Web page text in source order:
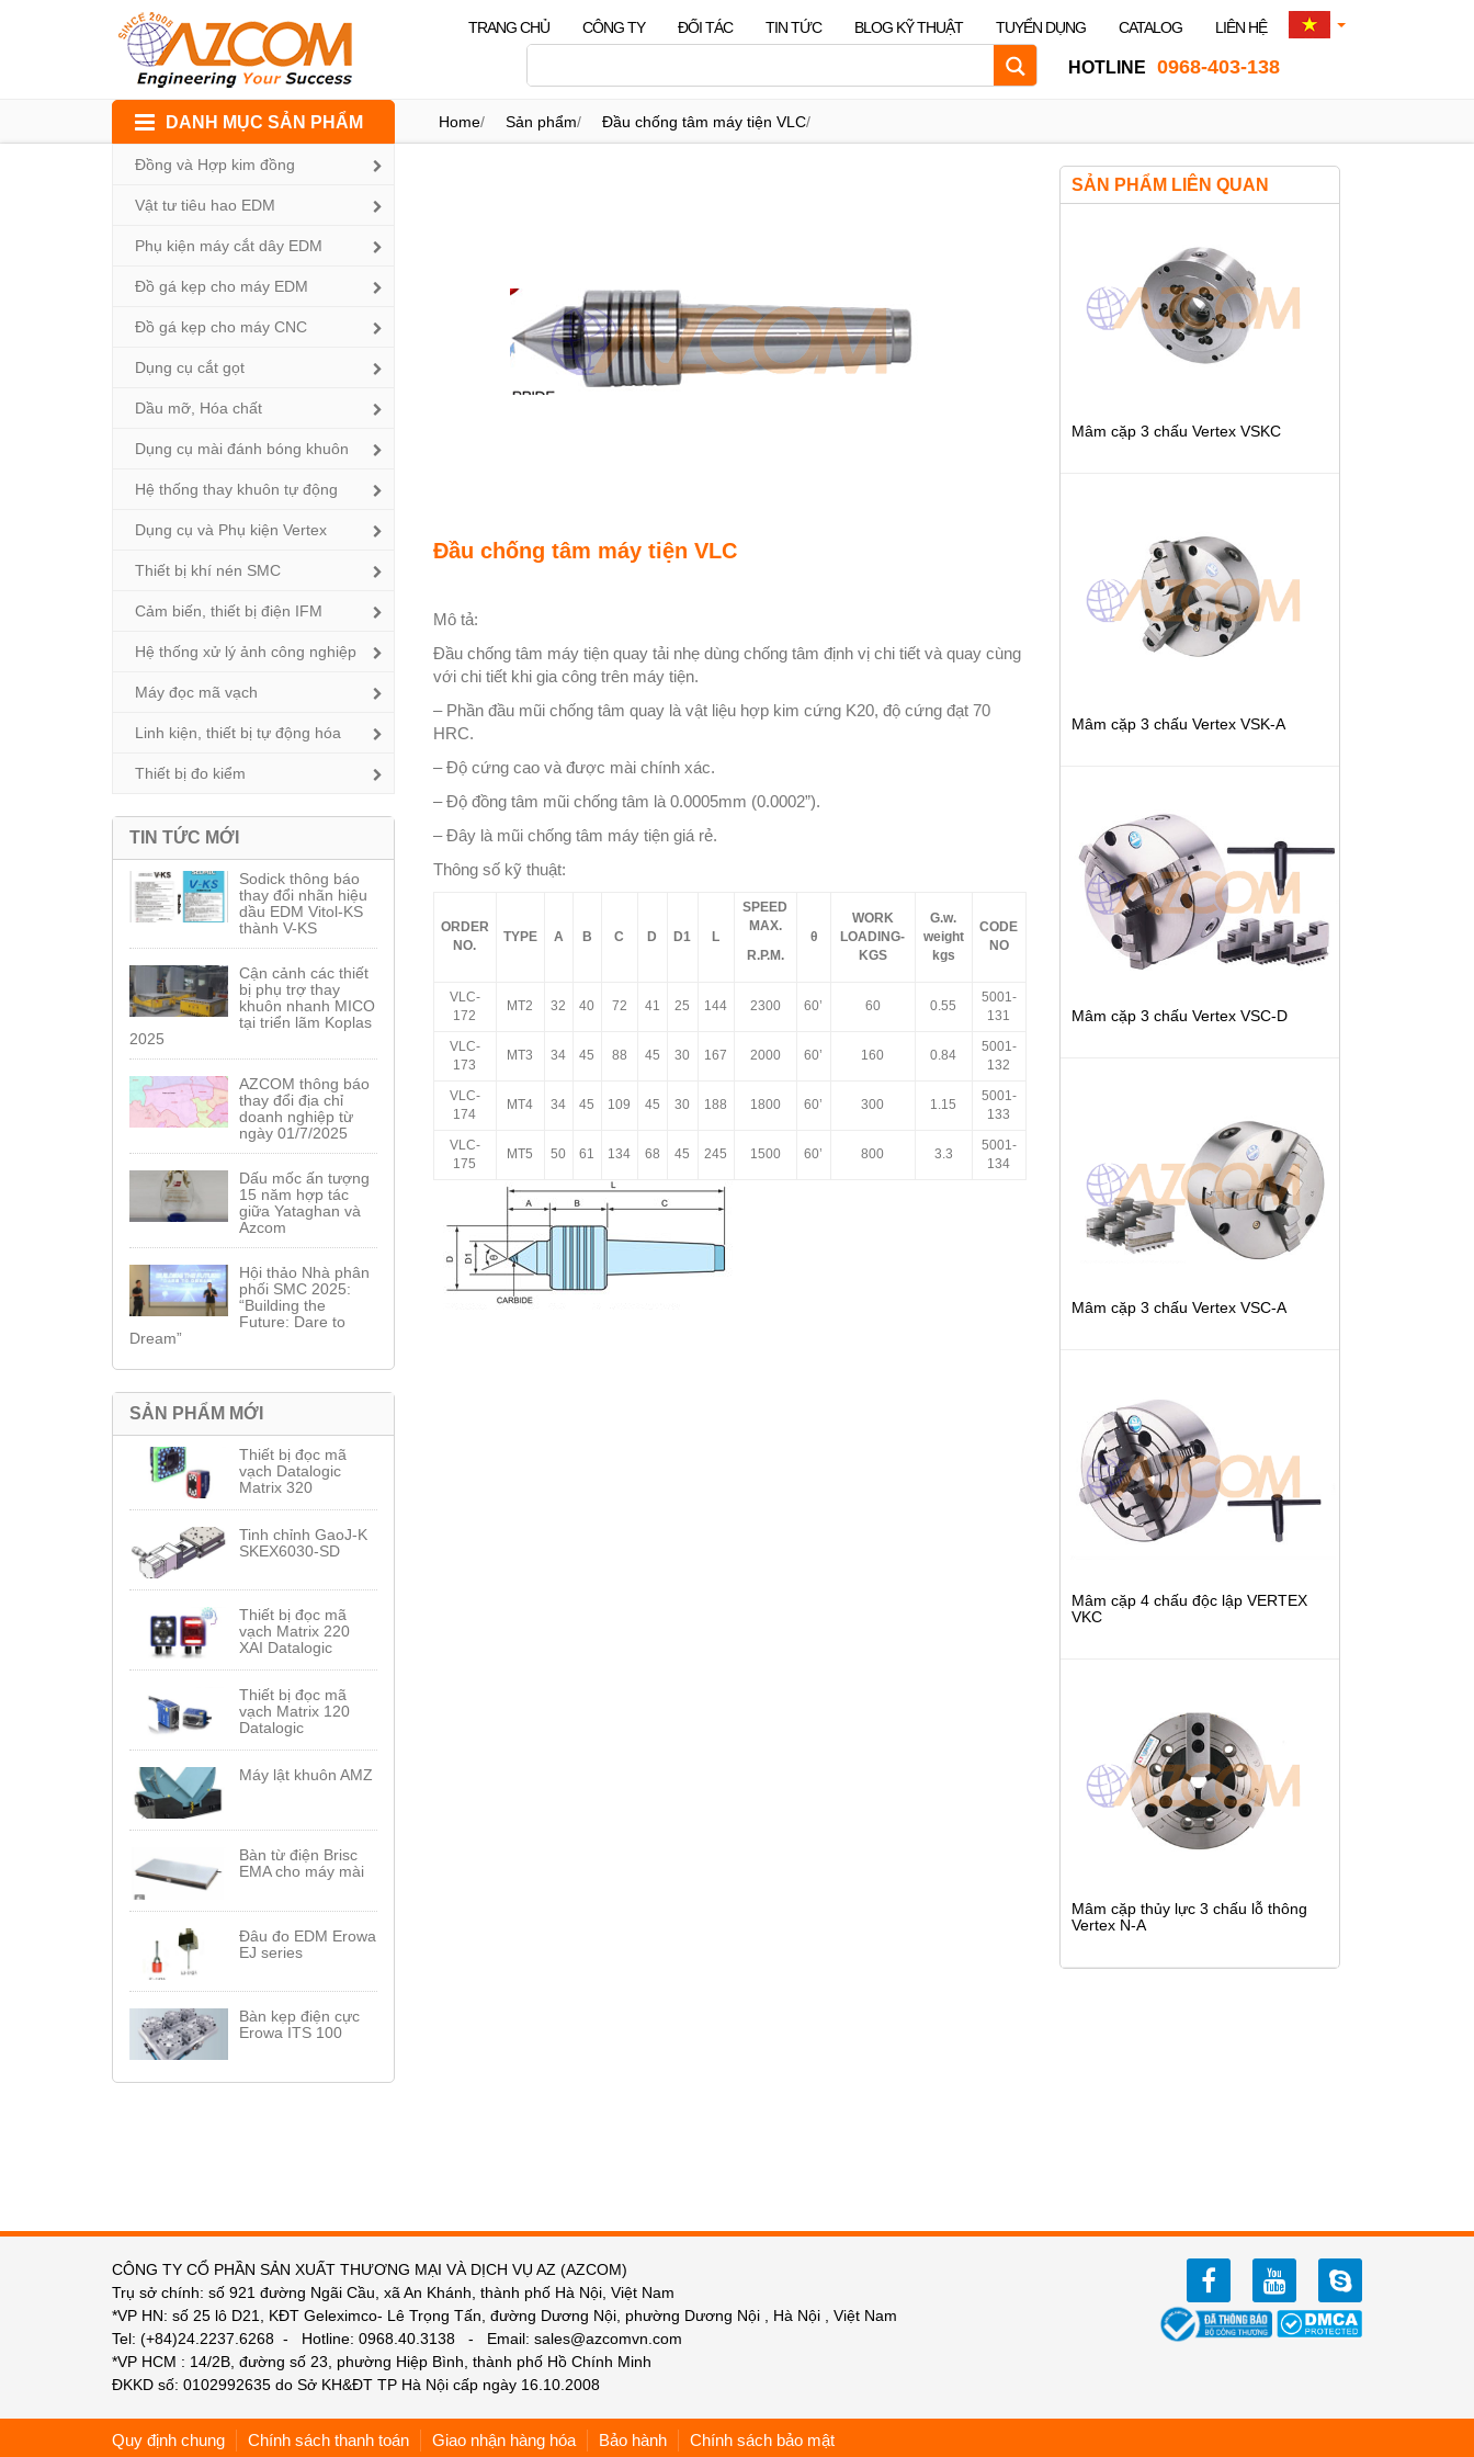
content
TRANG CHỦ CÔNG TY ĐỐI TÁC TIN TỨC BLOG KỸ THUẬT TUYỂN DỤNG CATALOG LIÊN HỆ
HOTLINE 0968-403-138
Home/ Sản phẩm/ Đầu chống tâm máy tiện VLC/
DANH MỤC SẢN PHẨM
Đồng và Hợp kim đồng
Vật tư tiêu hao EDM
Phụ kiện máy cắt dây EDM
Đồ gá kẹp cho máy EDM
Đồ gá kẹp cho máy CNC
Dụng cụ cắt gọt
Dầu mỡ, Hóa chất
Dụng cụ mài đánh bóng khuôn
Hệ thống thay khuôn tự động
Dụng cụ và Phụ kiện Vertex
Thiết bị khí nén SMC
Cảm biến, thiết bị điện IFM
Hệ thống xử lý ảnh công nghiệp
Máy đọc mã vạch
Linh kiện, thiết bị tự động hóa
Thiết bị đo kiểm
TIN TỨC MỚI
Sodick thông báo
thay đổi nhãn hiệu
dầu EDM Vitol-KS
thành V-KS
Cận cảnh các thiết
bị phụ trợ thay
khuôn nhanh MICO
tại triển lãm Koplas
2025
AZCOM thông báo
thay đổi địa chỉ
doanh nghiệp từ
ngày 01/7/2025
Dấu mốc ấn tượng
15 năm hợp tác
giữa Yataghan và
Azcom
Hội thảo Nhà phân
phối SMC 2025:
“Building the
Future: Dare to
Dream”
SẢN PHẨM MỚI
Thiết bị đọc mã
vạch Datalogic
Matrix 320
Tinh chỉnh GaoJ-K
SKEX6030-SD
Thiết bị đọc mã
vạch Matrix 220
XAI Datalogic
Thiết bị đọc mã
vạch Matrix 120
Datalogic
Máy lật khuôn AMZ
Bàn từ điện Brisc
EMA cho máy mài
Đâu đo EDM Erowa
EJ series
Bàn kẹp điện cực
Erowa ITS 100
Đầu chống tâm máy tiện VLC
Mô tả:
Đầu chống tâm máy tiện quay tải nhẹ dùng chống tâm định vị chi tiết và quay cùng
với chi tiết khi gia công trên máy tiện.
– Phần đầu mũi chống tâm quay là vật liệu hợp kim cứng K20, độ cứng đạt 70
HRC.
– Độ cứng cao và được mài chính xác.
– Độ đồng tâm mũi chống tâm là 0.0005mm (0.0002”).
– Đây là mũi chống tâm máy tiện giá rẻ.
Thông số kỹ thuật:
ORDER
NO.
TYPE A B C D D1 L
SPEED
MAX.
R.P.M.
θ
WORK
LOADING-
KGS
G.w.
weight
kgs
CODE
NO
VLC-
172
MT2 32 40 72 41 25 144 2300 60’ 60 0.55
5001-
131
VLC-
173
MT3 34 45 88 45 30 167 2000 60’ 160 0.84
5001-
132
VLC-
174
MT4 34 45 109 45 30 188 1800 60’ 300 1.15
5001-
133
VLC-
175
MT5 50 61 134 68 45 245 1500 60’ 800 3.3
5001-
134
SẢN PHẨM LIÊN QUAN
Mâm cặp 3 chấu Vertex VSKC
Mâm cặp 3 chấu Vertex VSK-A
Mâm cặp 3 chấu Vertex VSC-D
Mâm cặp 3 chấu Vertex VSC-A
Mâm cặp 4 chấu độc lập VERTEX
VKC
Mâm cặp thủy lực 3 chấu lỗ thông
Vertex N-A
CÔNG TY CỔ PHẦN SẢN XUẤT THƯƠNG MẠI VÀ DỊCH VỤ AZ (AZCOM)
Trụ sở chính: số 921 đường Ngãi Cầu, xã An Khánh, thành phố Hà Nội, Việt Nam
*VP HN: số 25 lô D21, KĐT Geleximco- Lê Trọng Tấn, đường Dương Nội, phường Dương Nội , Hà Nội , Việt Nam
Tel: (+84)24.2237.6268 - Hotline: 0968.40.3138 - Email: sales@azcomvn.com
*VP HCM : 14/2B, đường số 23, phường Hiệp Bình, thành phố Hồ Chính Minh
ĐKKD số: 0102992635 do Sở KH&ĐT TP Hà Nội cấp ngày 16.10.2008
facebookyoutube zalo
Quy định chung Chính sách thanh toán Giao nhận hàng hóa Bảo hành Chính sách bảo mật